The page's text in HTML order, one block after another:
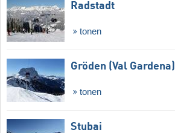
Radstadt
tonen
Gröden (Val Gardena)
tonen
Stubai